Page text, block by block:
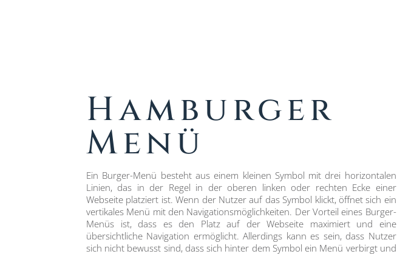
Hamburger
Menü
Ein Burger-Menü besteht aus einem kleinen Symbol mit drei horizontalen
Linien, das in der Regel in der oberen linken oder rechten Ecke einer
Webseite platziert ist. Wenn der Nutzer auf das Symbol klickt, öffnet sich ein
vertikales Menü mit den Navigationsmöglichkeiten. Der Vorteil eines Burger-
Menüs ist, dass es den Platz auf der Webseite maximiert und eine
übersichtliche Navigation ermöglicht. Allerdings kann es sein, dass Nutzer
sich nicht bewusst sind, dass sich hinter dem Symbol ein Menü verbirgt und